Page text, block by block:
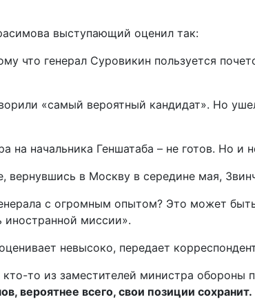
выступающий оценил так:
что генерал Суровикин пользуется
«самый вероятный кандидат». Но
на начальника Геншатаба – не готов. Но и
в Москву в середине мая,
с огромным опытом? Это может
иностранной миссии».
невысоко, передает
то из заместителей министра обороны
вероятнее всего, свои позиции сохранит.